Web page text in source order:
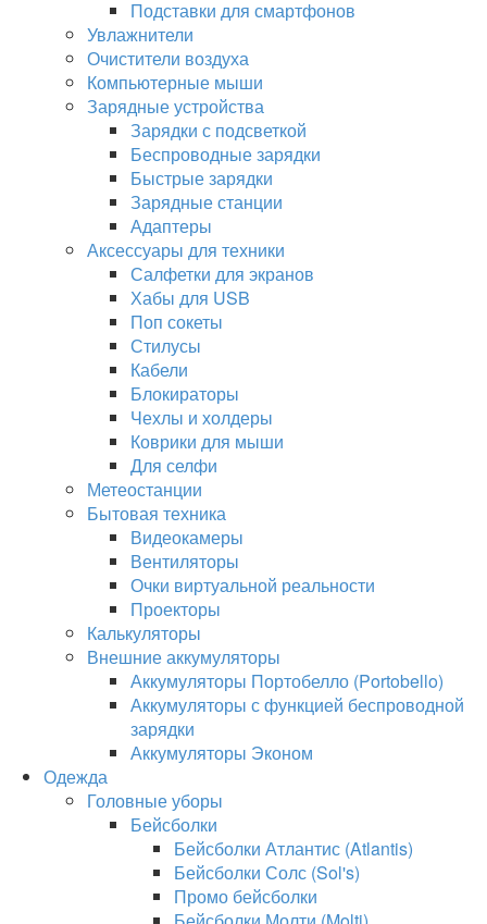
Подставки для смартфонов
Увлажнители
Очистители воздуха
Компьютерные мыши
Зарядные устройства
Зарядки с подсветкой
Беспроводные зарядки
Быстрые зарядки
Зарядные станции
Адаптеры
Аксессуары для техники
Салфетки для экранов
Хабы для USB
Поп сокеты
Стилусы
Кабели
Блокираторы
Чехлы и холдеры
Коврики для мыши
Для селфи
Метеостанции
Бытовая техника
Видеокамеры
Вентиляторы
Очки виртуальной реальности
Проекторы
Калькуляторы
Внешние аккумуляторы
Аккумуляторы Портобелло (Portobello)
Аккумуляторы с функцией беспроводной
зарядки
Аккумуляторы Эконом
Одежда
Головные уборы
Бейсболки
Бейсболки Атлантис (Atlantis)
Бейсболки Солс (Sol's)
Промо бейсболки